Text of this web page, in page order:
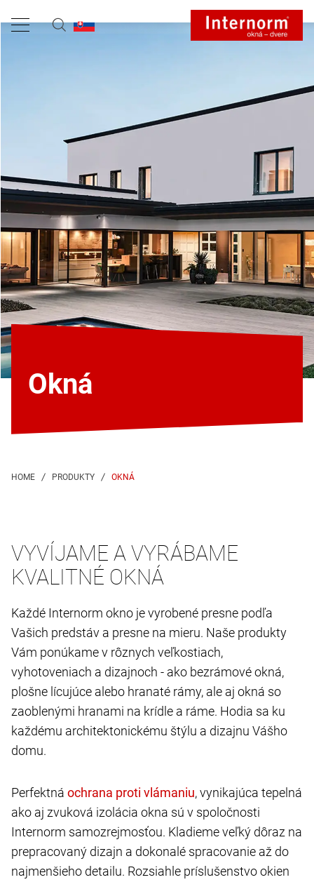
Okná
OKNÁ
VYVÍJAME A VYRÁBAME
KVALITNÉ OKNÁ
Každé Internorm okno je vyrobené presne podľa
Vašich predstáv a presne na mieru. Naše produkty
Vám ponúkame v rôznych veľkostiach,
vyhotoveniach a dizajnoch - ako bezrámové okná,
plošne lícujúce alebo hranaté rámy, ale aj okná so
zaoblenými hranami na krídle a ráme. Hodia sa ku
každému architektonickému štýlu a dizajnu Vášho
domu.
Perfektná
, vynikajúca tepelná
ako aj zvuková izolácia okna sú v spoločnosti
Internorm samozrejmosťou. Kladieme veľký dôraz na
prepracovaný dizajn a dokonalé spracovanie až do
najmenšieho detailu. Rozsiahle príslušenstvo okien